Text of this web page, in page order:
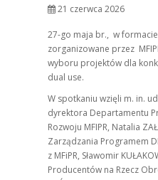
21 czerwca 2026
27-go maja br., w
zorganizowane przez
wyboru projektów dla
dual use.
W spotkaniu wzięli m. in.
dyrektora Departamentu
Rozwoju MFIPR, Natalia
Zarządzania Programem
z MFiPR, Sławomir
Producentów na Rzecz